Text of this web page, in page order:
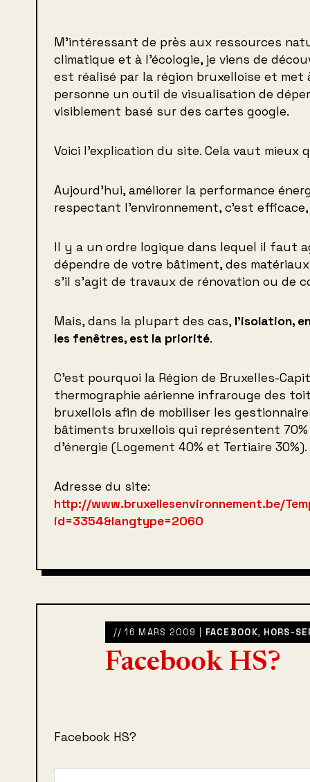
M’intéressant de près aux ressources
climatique et à l’écologie, je viens de
est réalisé par la région bruxelloise et
personne un outil de visualisation de
visiblement basé sur des cartes google.
Voici l’explication du site. Cela vaut mieux
Aujourd’hui, améliorer la performance
respectant l’environnement, c’est
Il y a un ordre logique dans lequel il faut
dépendre de votre bâtiment, des
s’il s’agit de travaux de rénovation ou de
Mais, dans la plupart des cas, l’isolation,
les fenêtres, est la priorité.
C’est pourquoi la Région de Bruxelles-
thermographie aérienne infrarouge des
bruxellois afin de mobiliser les
bâtiments bruxellois qui représentent
d’énergie (Logement 40% et Tertiaire 30%).
Adresse du site:
http://www.bruxellesenvironnement.be/
id=3354&langtype=2060
// 16 MARS 2009 | FACEBOOK, HORS-
Facebook HS?
Facebook HS?